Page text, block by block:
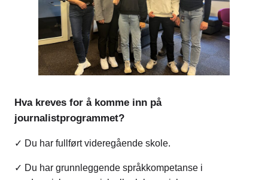
Hva kreves for å komme inn på
journalistprogrammet?
✓ Du har fullført videregående skole.
✓ Du har grunnleggende språkkompetanse i